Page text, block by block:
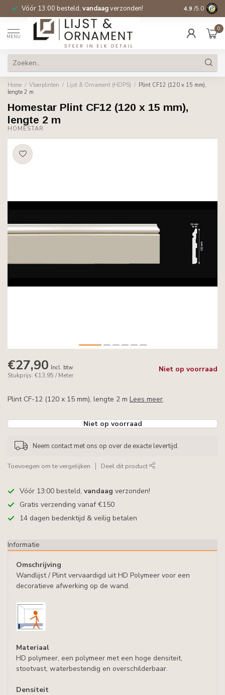
Vóór 13:00 besteld, vandaagverzonden! Gratis
4.9 /5.0
MENU
0
Home / Vloerplinten / Lijst & Ornament (HDPS) / Plint CF12 (120 x 15 mm),
lengte 2 m
Homestar Plint CF12 (120 x 15 mm),
lengte 2 m
HOMESTAR
€27,90 Incl. btw
Stukprijs: €13,95 / Meter
Niet op voorraad
Plint CF-12 (120 x 15 mm), lengte 2 m Lees meer.
Niet op voorraad
Neem contact met ons op over de exacte levertijd.
Toevoegen om te vergelijken Deel dit product
Vóór 13:00 besteld, vandaag verzonden!
Gratis verzending vanaf €150
14 dagen bedenktijd & veilig betalen
Informatie
Omschrijving
Wandlijst / Plint vervaardigd uit HD Polymeer voor een
decoratieve afwerking op de wand.
Materiaal
HD polymeer, een polymeer met een hoge densiteit,
stootvast, waterbestendig en overschilderbaar.
Densiteit